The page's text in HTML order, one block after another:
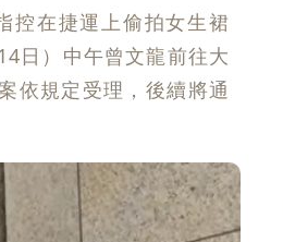
控在捷運上偷拍女生裙
日）中午曾文龍前往大
依規定受理，後續將通